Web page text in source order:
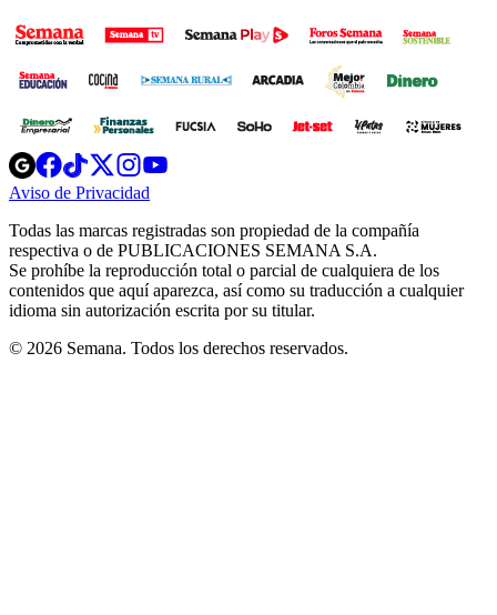
Opens
in
new
Opens
in
new
Opens
in
new
window
Opens
new
windowwindow
Aviso de Privacidad
new
window
Todas las marcas registradas son propiedad de la compañía
respectiva o de PUBLICACIONES SEMANA S.A.
Se prohíbe la reproducción total o parcial de cualquiera de los
contenidos que aquí aparezca, así como su traducción a cualquier
idioma sin autorización escrita por su titular.
© 2026 Semana. Todos los derechos reservados.